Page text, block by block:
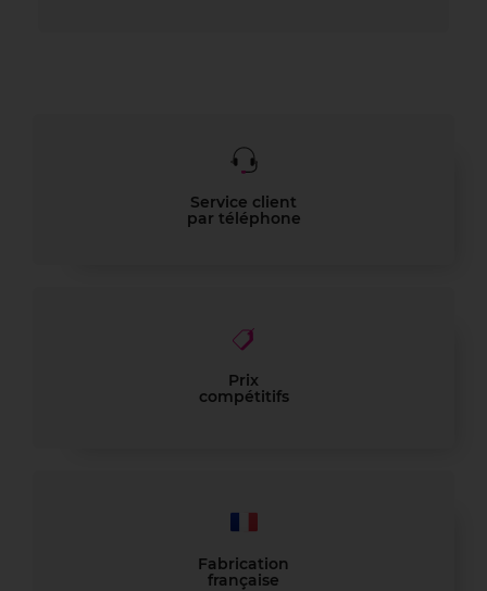
Service client
par téléphone
Prix
compétitifs
Fabrication
française